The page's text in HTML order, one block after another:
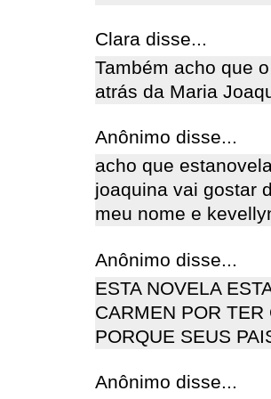
Clara disse...
Também acho que
atrás da Maria
Anônimo disse...
acho que
joaquina vai gostar
meu nome e
Anônimo disse...
ESTA NOVELA
CARMEN POR
PORQUE SEUS
Anônimo disse...